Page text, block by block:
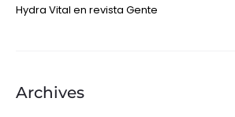
Hydra Vital en revista Gente
Archives